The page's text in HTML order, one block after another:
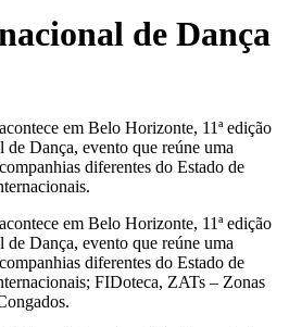
de Dança
em Belo Horizonte, 11ª edição
Dança, evento que reúne uma
diferentes do Estado de
em Belo Horizonte, 11ª edição
Dança, evento que reúne uma
diferentes do Estado de
FIDoteca, ZATs – Zonas